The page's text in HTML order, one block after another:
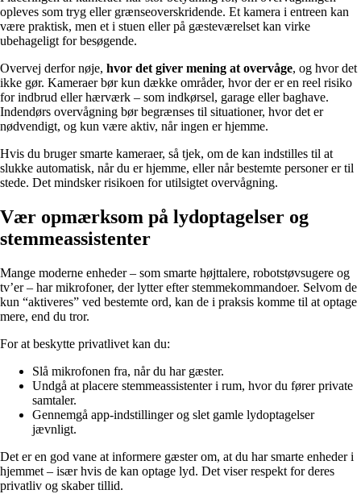
opleves som tryg eller grænseoverskridende. Et kamera i entreen kan
være praktisk, men et i stuen eller på gæsteværelset kan virke
ubehageligt for besøgende.
Overvej derfor nøje, hvor det giver mening at overvåge, og hvor det
ikke gør. Kameraer bør kun dække områder, hvor der er en reel risiko
for indbrud eller hærværk – som indkørsel, garage eller baghave.
Indendørs overvågning bør begrænses til situationer, hvor det er
nødvendigt, og kun være aktiv, når ingen er hjemme.
Hvis du bruger smarte kameraer, så tjek, om de kan indstilles til at
slukke automatisk, når du er hjemme, eller når bestemte personer er til
stede. Det mindsker risikoen for utilsigtet overvågning.
Vær opmærksom på lydoptagelser og
stemmeassistenter
Mange moderne enheder – som smarte højttalere, robotstøvsugere og
tv’er – har mikrofoner, der lytter efter stemmekommandoer. Selvom de
kun “aktiveres” ved bestemte ord, kan de i praksis komme til at optage
mere, end du tror.
For at beskytte privatlivet kan du:
Slå mikrofonen fra, når du har gæster.
Undgå at placere stemmeassistenter i rum, hvor du fører private
samtaler.
Gennemgå app-indstillinger og slet gamle lydoptagelser
jævnligt.
Det er en god vane at informere gæster om, at du har smarte enheder i
hjemmet – især hvis de kan optage lyd. Det viser respekt for deres
privatliv og skaber tillid.